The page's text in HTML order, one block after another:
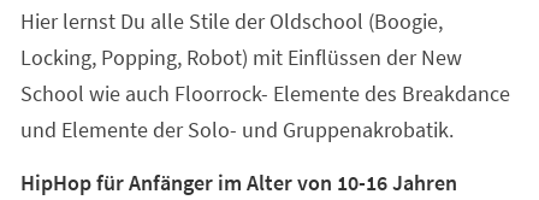
Hier lernst Du alle Stile der Oldschool (Boogie,
Locking, Popping, Robot) mit Einflüssen der New
School wie auch Floorrock- Elemente des Breakdance
und Elemente der Solo- und Gruppenakrobatik.
HipHop für Anfänger im Alter von 10-16 Jahren